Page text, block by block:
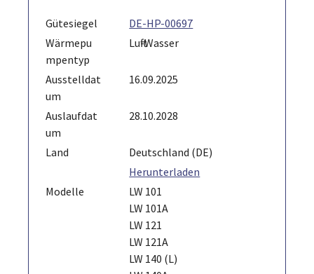
Gütesiegel
DE-HP-00697
Wärmepu
mpentyp
Luft-Wasser
Ausstelldat
um
16.09.2025
Auslaufdat
um
28.10.2028
Land
Deutschland (DE)
Herunterladen
Modelle
LW 101
LW 101A
LW 121
LW 121A
LW 140 (L)